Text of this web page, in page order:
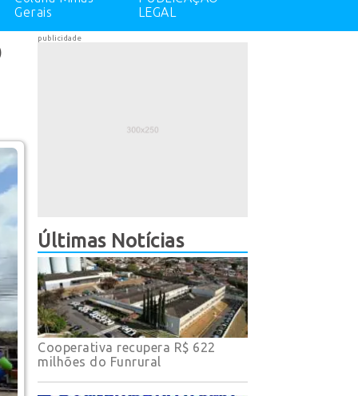
Gerais
LEGAL
publicidade
Últimas Notícias
Cooperativa recupera R$ 622
milhões do Funrural